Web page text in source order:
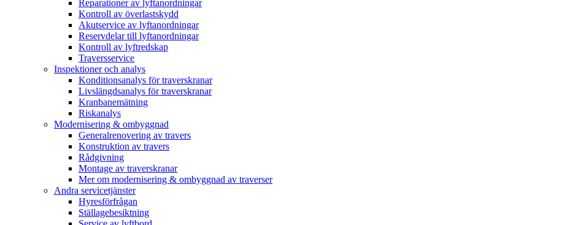
Reparationer av lyftanordningar
Kontroll av överlastskydd
Akutservice av lyftanordningar
Reservdelar till lyftanordningar
Kontroll av lyftredskap
Traversservice
Inspektioner och analys
Konditionsanalys för traverskranar
Livslängdsanalys för traverskranar
Kranbanemätning
Riskanalys
Modernisering & ombyggnad
Generalrenovering av travers
Konstruktion av travers
Rådgivning
Montage av traverskranar
Mer om modernisering & ombyggnad av traverser
Andra servicetjänster
Hyresförfrågan
Ställagebesiktning